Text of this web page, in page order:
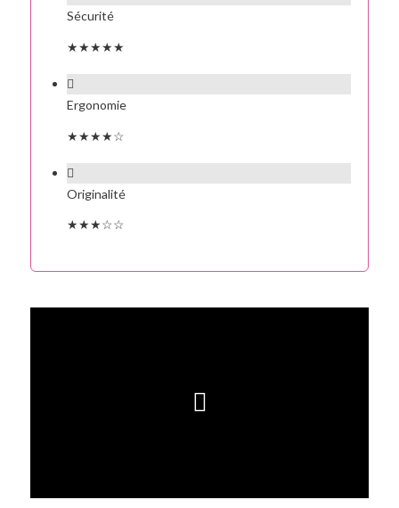
Sécurité
★★★★★
Ergonomie
★★★★☆
Originalité
★★★☆☆